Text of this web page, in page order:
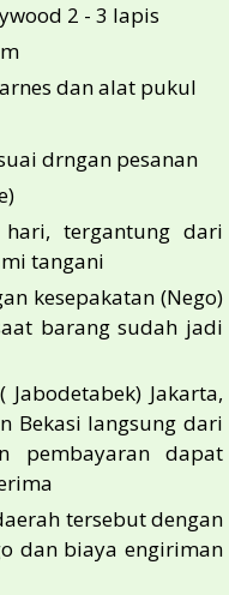
2 - 3 lapis
dan alat pukul
drngan pesanan
tergantung dari
tangani
kesepakatan (Nego)
barang sudah jadi
Jakarta,
Bekasi langsung dari
pembayaran dapat
tersebut dengan
dan biaya engiriman